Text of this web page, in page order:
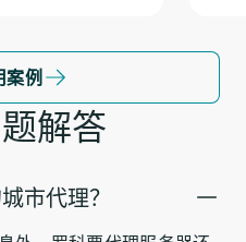
案例
解答
市代理？